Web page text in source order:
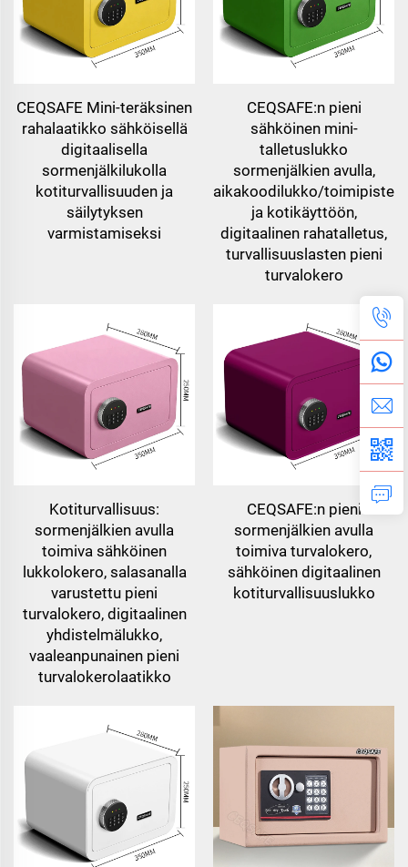
CEQSAFE Mini-teräksinen
rahalaatikko sähköisellä
digitaalisella
sormenjälkilukolla
kotiturvallisuuden ja
säilytyksen
varmistamiseksi
CEQSAFE:n pieni
sähköinen mini-
talletuslukko
sormenjälkien avulla,
aikakoodilukko/
ja kotikäyttöön,
digitaalinen rahatalletus,
turvallisuuslasten pieni
turvalokero
Kotiturvallisuus:
sormenjälkien avulla
toimiva sähköinen
lukkolokero, salasanalla
varustettu pieni
turvalokero, digitaalinen
yhdistelmälukko,
vaaleanpunainen pieni
turvalokerolaatikko
CEQSAFE:n pieni
sormenjälkien avulla
toimiva turvalokero,
sähköinen digitaalinen
kotiturvallisuuslukko